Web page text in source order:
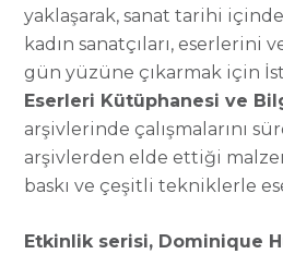
yaklaşarak, sanat tarihi
kadın sanatçıları, eserlerini
gün yüzüne çıkarmak için
Eserleri Kütüphanesi ve
arşivlerinde çalışmalarını
arşivlerden elde ettiği
baskı ve çeşitli tekniklerle
Etkinlik serisi, Dominique